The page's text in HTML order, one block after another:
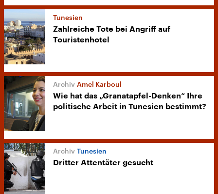
Tunesien
Zahlreiche Tote bei Angriff auf
Touristenhotel
Amel Karboul
Wie hat das „Granatapfel-Denken“ Ihre
politische Arbeit in Tunesien bestimmt?
Tunesien
Dritter Attentäter gesucht